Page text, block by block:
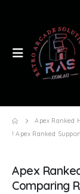
Apex Ranked
! Apex Ranked
Apex
Comparing